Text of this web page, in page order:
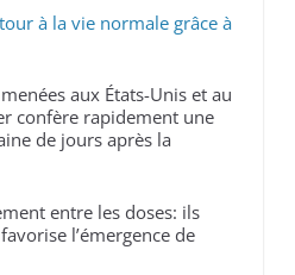
à la vie normale grâce à
aux États-Unis et au
confère rapidement une
de jours après la
entre les doses: ils
l’émergence de